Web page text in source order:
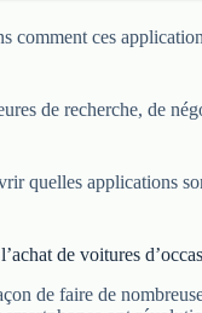
comment ces
de recherche, de
quelles applications
de voitures
de faire de